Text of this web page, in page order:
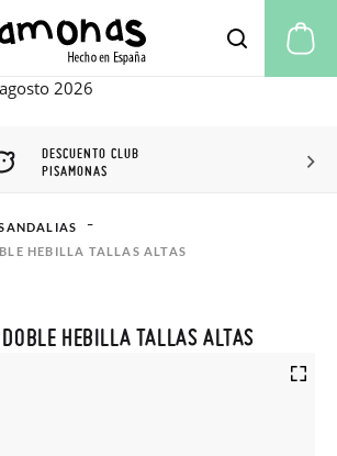
DESCUENTO CLUB
PISAMONAS
HEBILLA TALLAS ALTAS
HEBILLA TALLAS ALTAS